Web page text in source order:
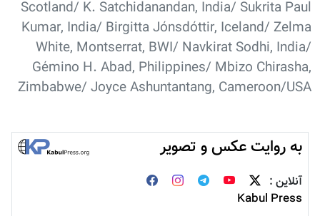
Scotland/ K. Satchidanandan, India/ Sukrita Paul
Kumar, India/ Birgitta Jónsdóttir, Iceland/ Zelma
White, Montserrat, BWI/ Navkirat Sodhi, India/
Gémino H. Abad, Philippines/ Mbizo Chirasha,
Zimbabwe/ Joyce Ashuntantang, Cameroon/USA
به روایت عکس و تصویر
آنلاین :
Kabul Press